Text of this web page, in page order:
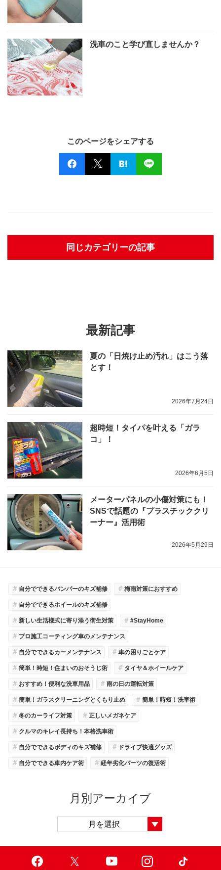
洗車のこと学び直しませんか？
このページをシェアする
同じカテゴリーの記事
最新記事
夏の「日焼け止め汚れ」はこう落
とす！
2026年7月24日
超時短！タイパを叶える「ガラ
コ」！
2026年6月5日
メーターパネルの小傷対策にも！
SNSで話題の『プラスチッククリ
ーナー』活用術
2026年5月29日
＃ 自分でできるバンパーのキズ補修 ＃ 梅雨対策におすすめ
＃ 自分でできるホイールのキズ補修
＃ 新しい生活様式に寄り添う衛生対策 ＃ #StayHome
＃ プロ施工コーティング車のメンテナンス
＃ 自分でできるカーメンテナンス ＃ 車の困りごとケア
＃ 簡単！時短！住まいのおそうじ術 ＃ タイヤ＆ホイールケア
＃ おすすめ！便利な洗車用品 ＃ 雨の日の運転対策
＃ 簡単！ガラスクリーニングとくもり止め ＃ 簡単！時短！洗車術
＃ 冬のカーライフ対策 ＃ 正しいメガネケア
＃ クルマのキレイ長持ち！本格洗車術
＃ 自分でできるボディのキズ補修 ＃ ドライブ快適グッズ
＃ 自分でできる車内ケア術 ＃ 経年劣化パーツの復活術
月別アーカイブ